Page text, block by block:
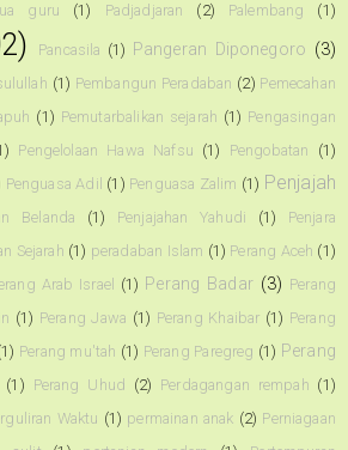
guru (1) Padjadjaran (2) Palembang (1)
Pancasila (1) Pangeran Diponegoro (3)
(1) Pembangun Peradaban (2) Pemecahan
(1) Pemutarbalikan sejarah (1) Pengasingan
Pengelolaan Hawa Nafsu (1) Pengobatan
(1)
Penguasa Adil (1) Penguasa Zalim (1) Penjajah
Belanda (1) Penjajahan Yahudi (1)
Penjara
Sejarah (1) peradaban Islam (1) Perang Aceh (1)
Arab Israel (1) Perang Badar (3) Perang
(1) Perang Jawa (1) Perang Khaibar (1) Perang
Perang mu'tah (1) Perang Paregreg (1) Perang
(1) Perang Uhud (2) Perdagangan rempah (1)
Waktu (1) permainan anak (2) Perniagaan